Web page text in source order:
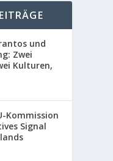
und
Zwei
Kulturen,
Kommission
Signal